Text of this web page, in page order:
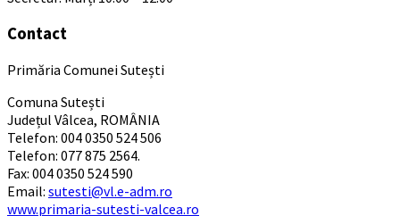
Contact
Primăria Comunei Sutești
Comuna Sutești
Județul Vâlcea, ROMÂNIA
Telefon: 004 0350 524 506
Telefon: 077 875 2564.
Fax: 004 0350 524 590
Email: sutesti@vl.e-adm.ro
www.primaria-sutesti-valcea.ro